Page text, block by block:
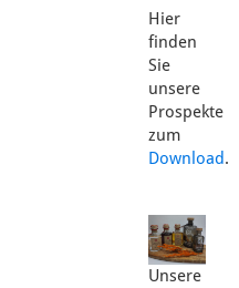
Hier
finden
Sie
unsere
Prospekte
zum
Download.
Unsere